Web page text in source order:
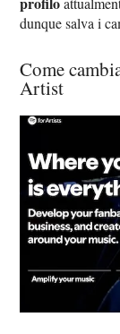
dunque salva i
Come
Artist